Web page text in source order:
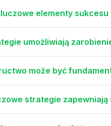
elementy
umożliwiają
może być
strategie